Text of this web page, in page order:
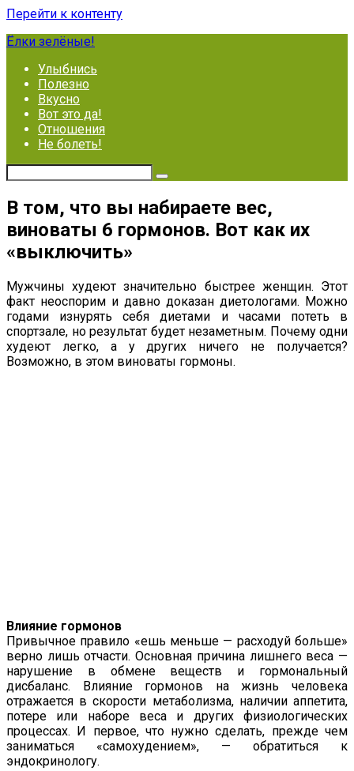
Перейти к контенту
Ёлки зелёные!
Улыбнись
Полезно
Вкусно
Вот это да!
Отношения
Не болеть!
В том, что вы набираете вес,
виноваты 6 гормонов. Вот как их
«выключить»
Мужчины худеют значительно быстрее женщин. Этот
факт неоспорим и давно доказан диетологами. Можно
годами изнурять себя диетами и часами потеть в
спортзале, но результат будет незаметным. Почему одни
худеют легко, а у других ничего не получается?
Возможно, в этом виноваты гормоны.
Влияние гормонов
Привычное правило «ешь меньше — расходуй больше»
верно лишь отчасти. Основная причина лишнего веса —
нарушение в обмене веществ и гормональный
дисбаланс. Влияние гормонов на жизнь человека
отражается в скорости метаболизма, наличии аппетита,
потере или наборе веса и других физиологических
процессах. И первое, что нужно сделать, прежде чем
заниматься «самохудением», — обратиться к
эндокринологу.